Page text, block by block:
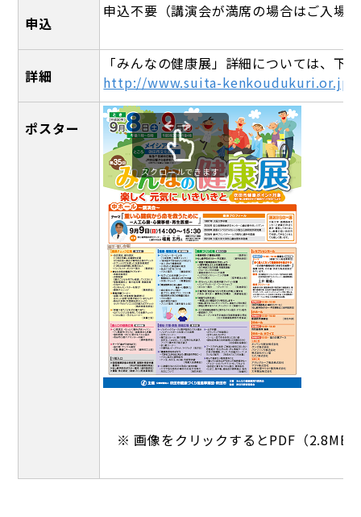
申込
申込不要（講演会が満席の場合はご入場
詳細
「みんなの健康展」詳細については、下
http://www.suita-
ポスター
※ 画像をクリックするとPDF（2.8MB
スクロールできます